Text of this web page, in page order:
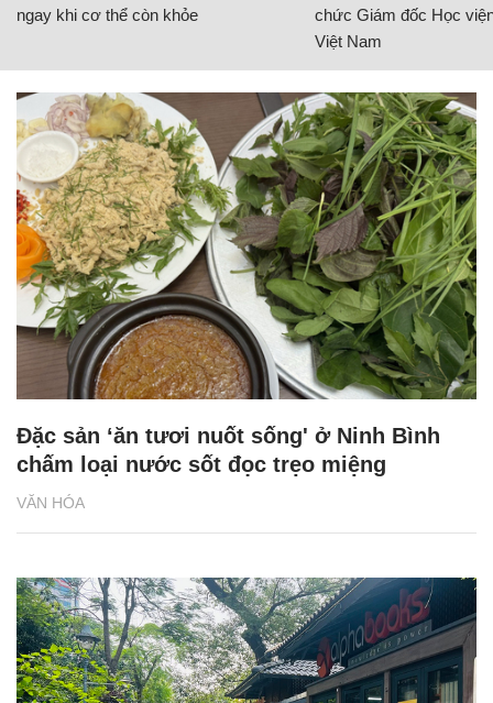
ngay khi cơ thể còn khỏe
chức Giám đốc Học
Việt Nam
VĂN HÓA
Đặc sản ‘ăn tươi nuốt sống' ở Ninh Bình
chấm loại nước sốt đọc trẹo miệng